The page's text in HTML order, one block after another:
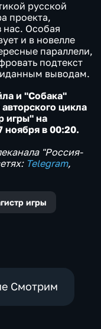
русской
проекта,
нас. Особая
и в новелле
параллели,
подтекст
выводам.
и "Собака"
цикла
игры" на
ноября в 00:20.
"Россия-
Telegram,
игры
Смотрим